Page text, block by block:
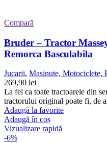
Compară
Bruder – Tractor
Remorca Basculabila
Jucarii, Masinute, Motociclete,
269,90 lei
La fel ca toate tractoarele din
tractorului original poate fi, de
Adaugă la favorite
Adaugă în coș
Vizualizare rapidă
-6%